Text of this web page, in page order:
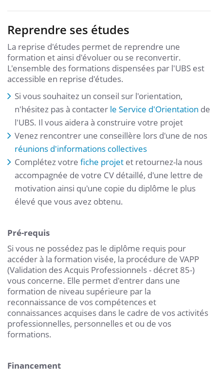
Reprendre ses études
La reprise d'études permet de reprendre une
formation et ainsi d'évoluer ou se reconvertir.
L'ensemble des formations dispensées par l'UBS est
accessible en reprise d'études.
Si vous souhaitez un conseil sur l'orientation,
n'hésitez pas à contacter le Service d'Orientation de
l'UBS. Il vous aidera à construire votre projet
Venez rencontrer une conseillère lors d'une de nos
réunions d'informations collectives
Complétez votre fiche projet et retournez-la nous
accompagnée de votre CV détaillé, d'une lettre de
motivation ainsi qu'une copie du diplôme le plus
élevé que vous avez obtenu.
Pré-requis
Si vous ne possédez pas le diplôme requis pour
accéder à la formation visée, la procédure de VAPP
(Validation des Acquis Professionnels - décret 85-)
vous concerne. Elle permet d'entrer dans une
formation de niveau supérieure par la
reconnaissance de vos compétences et
connaissances acquises dans le cadre de vos activités
professionnelles, personnelles et ou de vos
formations.
Financement